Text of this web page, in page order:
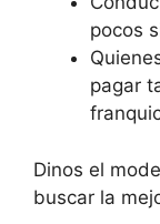
pocos
pagar
Dinos el
buscar la